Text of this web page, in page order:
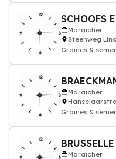
SCHOOFS
Maraîcher
Steenweg
Graines &
Maraîcher
Graines &
Maraîcher